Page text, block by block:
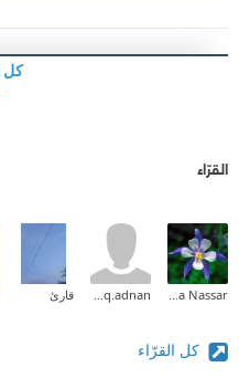
كل
القرّاء
قارئ
كل القرّاء